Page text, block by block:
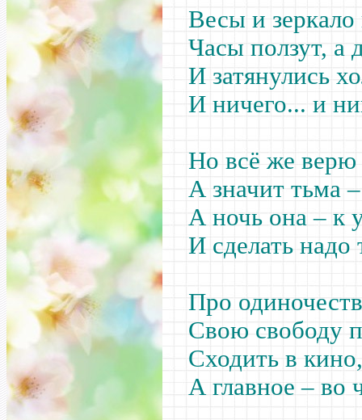
Весы и зеркало
Часы ползут, а
И затянулись
И ничего... и
Но всё же верю
А значит тьма
А ночь она – к
И сделать надо
Про
Свою свободу
Сходить в
А главное – во